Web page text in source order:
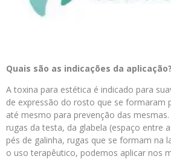
Quais são as indicações da aplicação?
A toxina para estética é indicado para
de expressão do rosto que se formaram
até mesmo para prevenção das
rugas da testa, da glabela (espaço entre
pés de galinha, rugas que se formam na
o uso terapêutico, podemos aplicar nos